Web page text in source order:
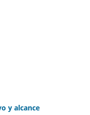
y alcance